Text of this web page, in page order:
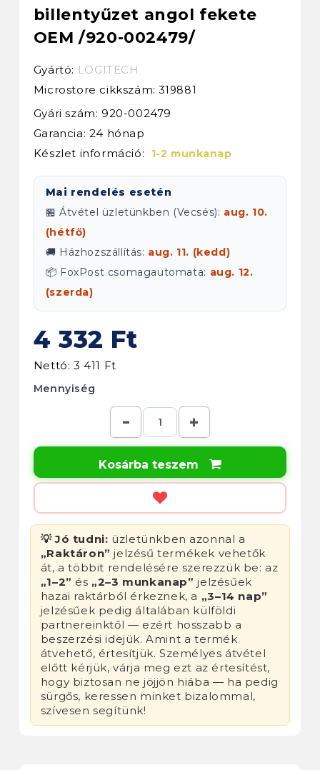
billentyűzet angol fekete
OEM /920-002479/
Gyártó: LOGITECH
Microstore cikkszám:319881
Gyári szám: 920-002479
Garancia: 24 hónap
Készlet információ:
1-2 munkanap
Mai rendelés esetén
🏪 Átvétel üzletünkben (Vecsés): aug. 10.
(hétfő)
🚚 Házhozszállítás: aug. 11. (kedd)
📦 FoxPost csomagautomata: aug. 12.
(szerda)
4 332 Ft
Nettó: 3 411 Ft
Mennyiség
Kosárba teszem 
💡 Jó tudni: üzletünkben azonnal a
„Raktáron” jelzésű termékek vehetők
át, a többit rendelésére szerezzük be: az
„1–2” és „2–3 munkanap” jelzésűek
hazai raktárból érkeznek, a „3–14 nap”
jelzésűek pedig általában külföldi
partnereinktől — ezért hosszabb a
beszerzési idejük. Amint a termék
átvehető, értesítjük. Személyes átvétel
előtt kérjük, várja meg ezt az értesítést,
hogy biztosan ne jöjjön hiába — ha pedig
sürgős, keressen minket bizalommal,
szívesen segítünk!